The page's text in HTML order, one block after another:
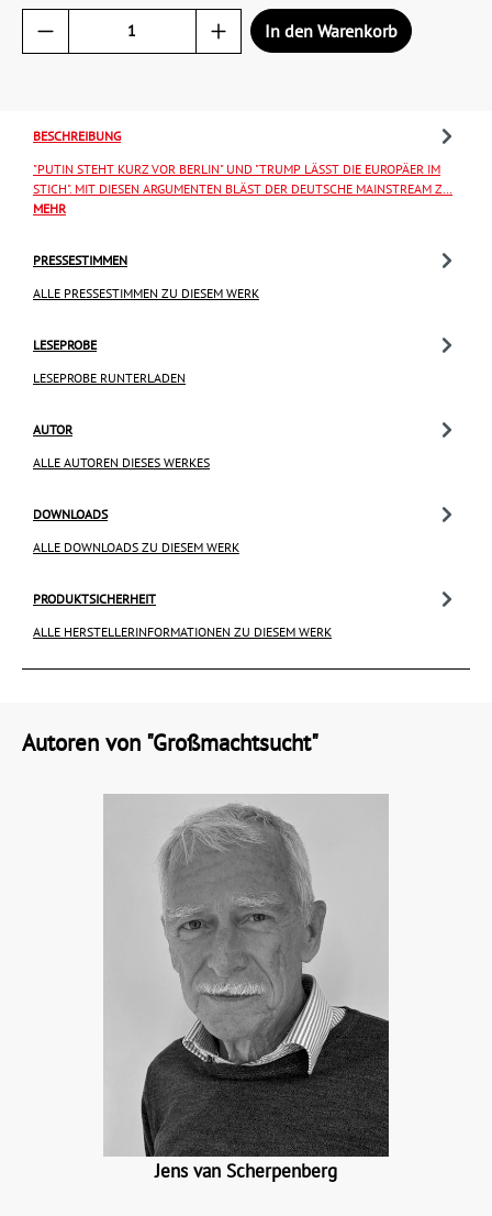
In den Warenkorb
BESCHREIBUNG
"PUTIN STEHT KURZ VOR BERLIN" UND "TRUMP LÄSST DIE EUROPÄER IM
STICH". MIT DIESEN ARGUMENTEN BLÄST DER DEUTSCHE MAINSTREAM Z…
MEHR
PRESSESTIMMEN
ALLE PRESSESTIMMEN ZU DIESEM WERK
LESEPROBE
LESEPROBE RUNTERLADEN
AUTOR
ALLE AUTOREN DIESES WERKES
DOWNLOADS
ALLE DOWNLOADS ZU DIESEM WERK
PRODUKTSICHERHEIT
ALLE HERSTELLERINFORMATIONEN ZU DIESEM WERK
Autoren von "Großmachtsucht"
Jens van Scherpenberg